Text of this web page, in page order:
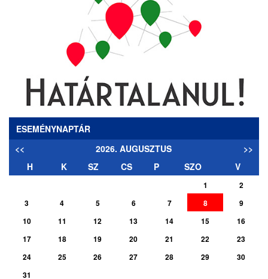
ESEMÉNYNAPTÁR
<<
2026. AUGUSZTUS
>>
H
K SZ CS P SZO V
1
2
3
4 5 6 7 8
9
10
11 12 13 14 15
16
17
18 19 20 21 22
23
24
25 26 27 28 29
30
31